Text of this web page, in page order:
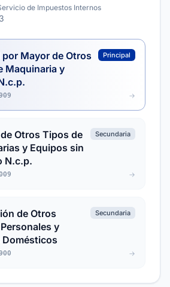
de Impuestos Internos
por Mayor de Otros
Maquinaria y
Principal
Otros Tipos de
y Equipos sin
N.c.p.
Secundaria
de Otros
y
Domésticos
Secundaria